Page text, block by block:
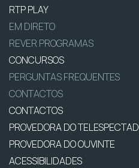
RTP PLAY
EM DIRETO
REVER PROGRAMAS
CONCURSOS
PERGUNTAS FREQUENTES
CONTACTOS
CONTACTOS
PROVEDORA DO
PROVEDORA DO OUVINTE
ACESSIBILIDADES